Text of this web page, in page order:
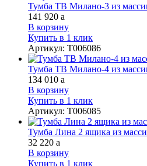
Тумба ТВ Милано-3 из
141 920 a
В корзину
Купить в 1 клик
Артикул: Т006086
Тумба ТВ Милано-4 из
134 010 a
В корзину
Купить в 1 клик
Артикул: Т006085
Тумба Лина 2 ящика из
32 220 a
В корзину
Купить в 1 клик